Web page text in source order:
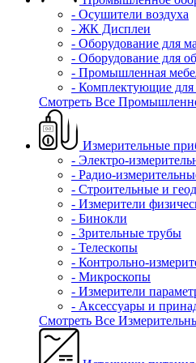
- Осушители воздуха
- ЖК Дисплеи
- Оборудование для
- Оборудование для
- Промышленная
- Комплектующие
Смотреть Все
Измерительные
- Электро-
- Радио-
- Строительные и
- Измерители
- Бинокли
- Зрительные трубы
- Телескопы
- Контрольно-
- Микроскопы
- Измерители
- Аксессуары и
Смотреть Все